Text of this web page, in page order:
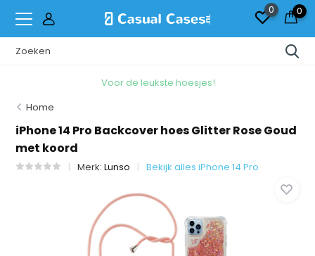
0 0
Voor de leukste hoesjes!
Home
iPhone 14 Pro Backcover hoes Glitter Rose Goud
met koord
Merk:Lunso Bekijk alles iPhone 14 Pro